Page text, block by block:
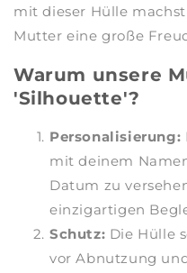
mit dieser Hülle
Mutter eine große
Warum unsere
'Silhouette'?
Personalisierung:
mit deinem
Datum zu
einzigartigen
Schutz: Die Hülle
vor Abnutzung